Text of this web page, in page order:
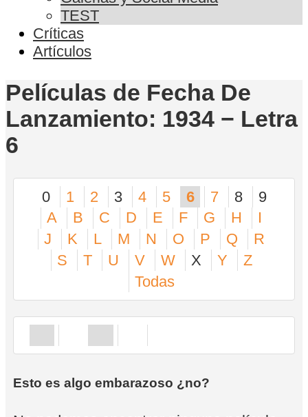
TEST
Críticas
Artículos
Películas de Fecha De
Lanzamiento: 1934 − Letra
6
0 1 2 3 4 5 6 7 8
9
A
B C D E F G H
I
J
K L M N O P Q
R
S
T U V W X Y
Z
Todas
Esto es algo embarazoso ¿no?